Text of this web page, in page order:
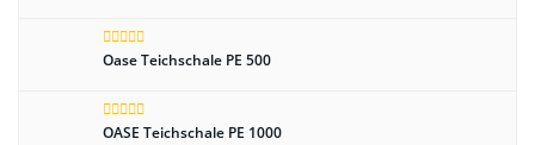
Oase Teichschale PE 500
OASE Teichschale PE 1000